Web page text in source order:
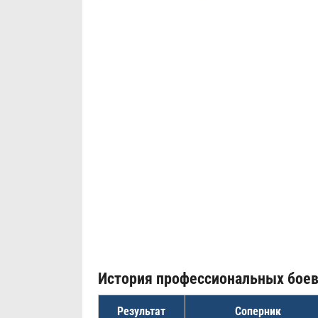
История профессиональных боев
Результат Соперник